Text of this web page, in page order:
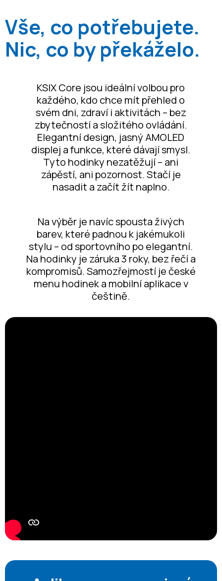
Vše, co potřebujete.
Nic, co by překáželo.
KSIX Core jsou ideální volbou pro
každého, kdo chce mít přehled o
svém dni, zdraví i aktivitách – bez
zbytečností a složitého ovládání.
Elegantní design, jasný AMOLED
displej a funkce, které dávají smysl.
Tyto hodinky nezatěžují – ani
zápěstí, ani pozornost. Stačí je
nasadit a začít žít naplno.
Na výběr je navíc spousta živých
barev, které padnou k jakémukoli
stylu – od sportovního po elegantní.
Na hodinky je záruka 3 roky, bez řečí a
kompromisů. Samozřejmostí je české
menu hodinek a mobilní aplikace v
češtině.